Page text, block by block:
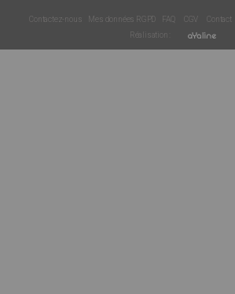
Contactez-nous Mes données RGPD FAQ CGV Contact
Réalisation :